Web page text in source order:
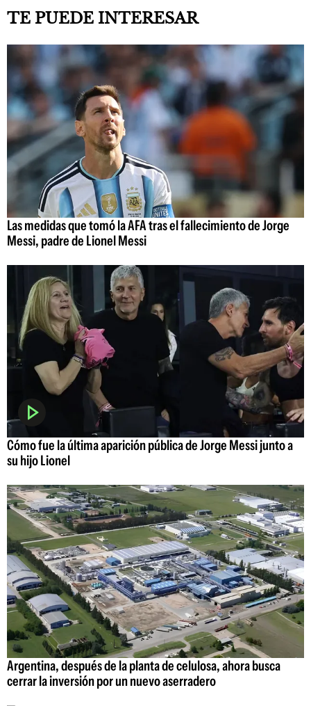
TE PUEDE INTERESAR
Las medidas que tomó la AFA tras el fallecimiento de Jorge
Messi, padre de Lionel Messi
Cómo fue la última aparición pública de Jorge Messi junto a
su hijo Lionel
Argentina, después de la planta de celulosa, ahora busca
cerrar la inversión por un nuevo aserradero